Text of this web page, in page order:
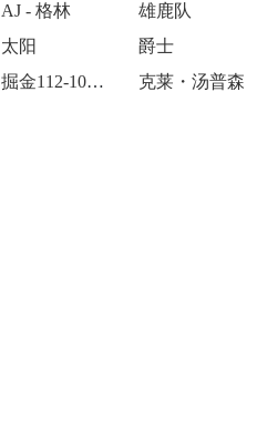
AJ - 格林
雄鹿队
太阳
爵士
掘金112-101逆转独行侠 克莱・汤普森